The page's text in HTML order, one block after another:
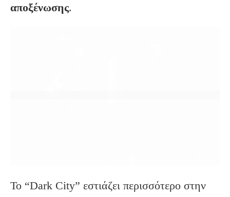
αποξένωσης.
Το “Dark City” εστιάζει περισσότερο στην